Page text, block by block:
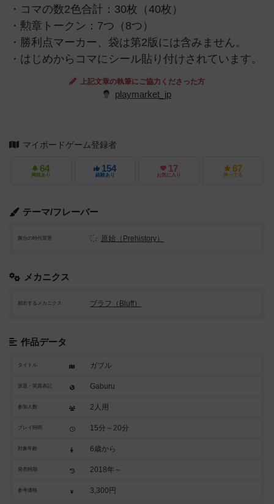
・コマの数2色合計：30枚（40枚）
・勲章トークン：7つ（8つ）
・勝利点マーカー、袋は第2版には含みません。
・はじめからコマにシール貼り付けされています。
上記文章の執筆にご協力くださった方
playmarket_jp
マイボードゲーム登録者
64
興味あり
154
経験あり
17
お気に入り
67
持ってる
テーマ/フレーバー
舞台の時代背景 原始（Prehistory）
メカニクス
頻出するメカニクス ブラフ（Bluff）
作品データ
タイトル ガブル
原題・英題表記 Gaburu
参加人数 2人用
プレイ時間 15分～20分
対象年齢 6歳から
発売時期 2018年～
参考価格 3,300円